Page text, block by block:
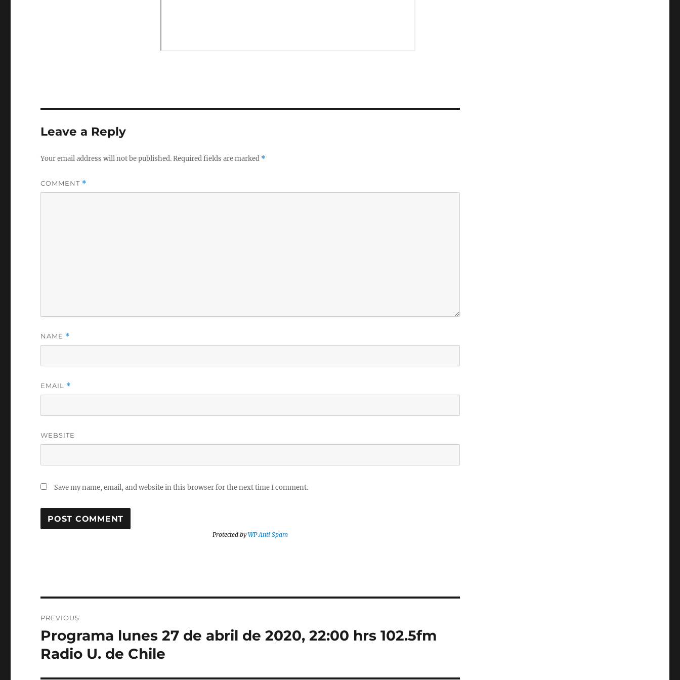
Leave a Reply
Your email address will not be published.Required fields are marked *
COMMENT *
NAME *
EMAIL *
WEBSITE
Save my name, email, and website in this browser for the next time I comment.
Protected byWP Anti Spam
navigation
PREVIOUS
Previous
post:
Programa lunes 27 de abril de 2020, 22:00 hrs 102.5fm
Radio U. de Chile